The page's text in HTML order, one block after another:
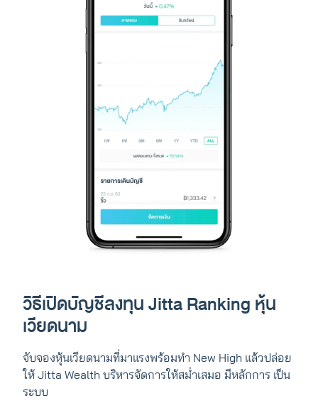
วิธีเปิดบัญชีลงทุน Jitta Ranking หุ้น
เวียดนาม
จับจองหุ้นเวียดนามที่มาแรงพร้อมทำ New High แล้วปล่อย
ให้ Jitta Wealth บริหารจัดการให้สม่ำเสมอ มีหลักการ เป็น
ระบบ